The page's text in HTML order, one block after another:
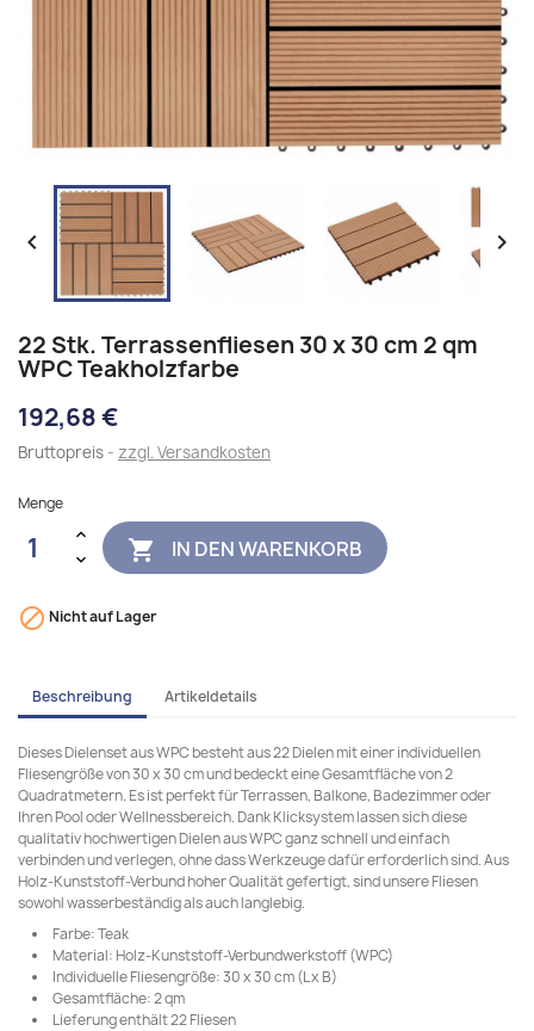
 
22 Stk. Terrassenfliesen 30 x 30 cm 2 qm
WPC Teakholzfarbe
192,68 €
Bruttopreis zzgl. Versandkosten
Menge
 IN DEN WARENKORB
 Nicht auf Lager
Beschreibung Artikeldetails
Dieses Dielenset aus WPC besteht aus 22 Dielen mit einer individuellen
Fliesengröße von 30 x 30 cm und bedeckt eine Gesamtfläche von 2
Quadratmetern. Es ist perfekt für Terrassen, Balkone, Badezimmer oder
Ihren Pool oder Wellnessbereich. Dank Klicksystem lassen sich diese
qualitativ hochwertigen Dielen aus WPC ganz schnell und einfach
verbinden und verlegen, ohne dass Werkzeuge dafür erforderlich sind. Aus
Holz-Kunststoff-Verbund hoher Qualität gefertigt, sind unsere Fliesen
sowohl wasserbeständig als auch langlebig.
Farbe: Teak
Material: Holz-Kunststoff-Verbundwerkstoff (WPC)
Individuelle Fliesengröße: 30 x 30 cm (L x B)
Gesamtfläche: 2 qm
Lieferung enthält 22 Fliesen